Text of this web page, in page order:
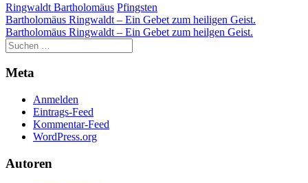
Ringwaldt Bartholomäus Pfingsten
Beitragsnavigation
Bartholomäus Ringwaldt – Ein Gebet zum heiligen Geist.
Bartholomäus Ringwaldt – Ein Gebet zum heilgen Geist.
Meta
Anmelden
Eintrags-Feed
Kommentar-Feed
WordPress.org
Autoren